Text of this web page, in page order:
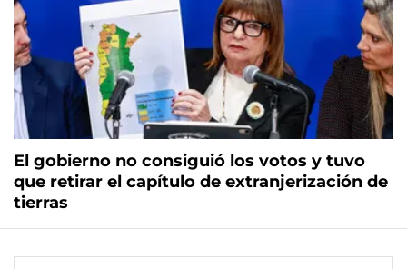
El gobierno no consiguió los votos y tuvo
que retirar el capítulo de extranjerización de
tierras